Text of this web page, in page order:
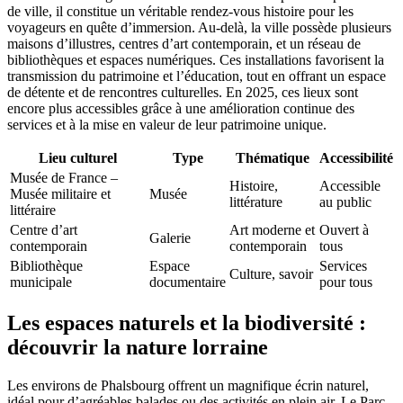
de ville, il constitue un véritable rendez-vous histoire pour les
voyageurs en quête d’immersion. Au-delà, la ville possède plusieurs
maisons d’illustres, centres d’art contemporain, et un réseau de
bibliothèques et espaces numériques. Ces installations favorisent la
transmission du patrimoine et l’éducation, tout en offrant un espace
de détente et de rencontres culturelles. En 2025, ces lieux sont
encore plus accessibles grâce à une amélioration continue des
services et à la mise en valeur de leur patrimoine unique.
Lieu culturel Type Thématique
Accessibilité
Musée de France –
Musée militaire et
littéraire
Musée
Histoire,
littérature
Accessible
au public
Centre d’art
contemporain
Galerie
Art moderne et
contemporain
Ouvert à
tous
Bibliothèque
municipale
Espace
documentaire
Culture, savoir
Services
pour tous
Les espaces naturels et la biodiversité :
découvrir la nature lorraine
Les environs de Phalsbourg offrent un magnifique écrin naturel,